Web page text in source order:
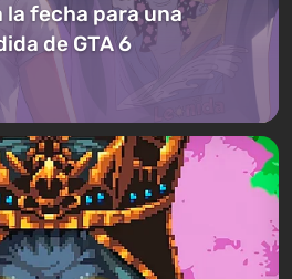
fecha para una
de GTA 6